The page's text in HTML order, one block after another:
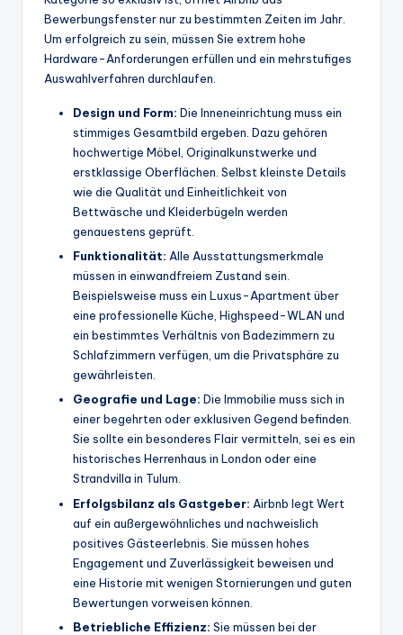
Bewerbungsfenster nur zu bestimmten Zeiten im Jahr.
Um erfolgreich zu sein, müssen Sie extrem hohe
Hardware-Anforderungen erfüllen und ein mehrstufiges
Auswahlverfahren durchlaufen.
Design und Form: Die Inneneinrichtung muss ein
stimmiges Gesamtbild ergeben. Dazu gehören
hochwertige Möbel, Originalkunstwerke und
erstklassige Oberflächen. Selbst kleinste Details
wie die Qualität und Einheitlichkeit von
Bettwäsche und Kleiderbügeln werden
genauestens geprüft.
Funktionalität: Alle Ausstattungsmerkmale
müssen in einwandfreiem Zustand sein.
Beispielsweise muss ein Luxus-Apartment über
eine professionelle Küche, Highspeed-WLAN und
ein bestimmtes Verhältnis von Badezimmern zu
Schlafzimmern verfügen, um die Privatsphäre zu
gewährleisten.
Geografie und Lage: Die Immobilie muss sich in
einer begehrten oder exklusiven Gegend befinden.
Sie sollte ein besonderes Flair vermitteln, sei es ein
historisches Herrenhaus in London oder eine
Strandvilla in Tulum.
Erfolgsbilanz als Gastgeber: Airbnb legt Wert
auf ein außergewöhnliches und nachweislich
positives Gästeerlebnis. Sie müssen hohes
Engagement und Zuverlässigkeit beweisen und
eine Historie mit wenigen Stornierungen und guten
Bewertungen vorweisen können.
Betriebliche Effizienz: Sie müssen bei der